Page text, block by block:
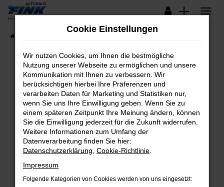
Zum
springen
Lagerfahrzeuge
Fehler: Network Error
Beim Laden ist ein Fehler aufgetreten.
Hier sind ein paar Tipps, die dir helfen können:
Überprüfe deine Firewall und deine
Internetverbindung.
Laden andere Webseiten, zum Beispiel deine
Suchmaschine?
Prüfe deine Browsererweiterungen.
Cookie Einstellungen
Wir nutzen Cookies, um Ihnen die bestmögliche
Nutzung unserer Webseite zu ermöglichen und unsere
Kommunikation mit Ihnen zu verbessern. Wir
berücksichtigen hierbei Ihre Präferenzen und
verarbeiten Daten für Marketing und Statistiken nur,
wenn Sie uns Ihre Einwilligung geben. Wenn Sie zu
einem späteren Zeitpunkt Ihre Meinung ändern, können
Sie die Einwilligung jederzeit für die Zukunft widerrufen.
Weitere Informationen zum Umfang der
Datenverarbeitung finden Sie hier:
Datenschutzerklärung Cookie-Richtlinie
Impressum
Folgende Kategorien von Cookies werden von uns eingesetzt: